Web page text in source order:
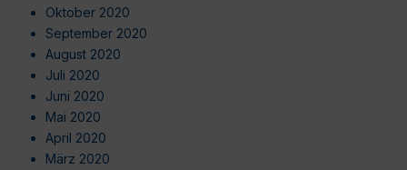
Oktober 2020
September 2020
August 2020
Juli 2020
Juni 2020
Mai 2020
April 2020
März 2020